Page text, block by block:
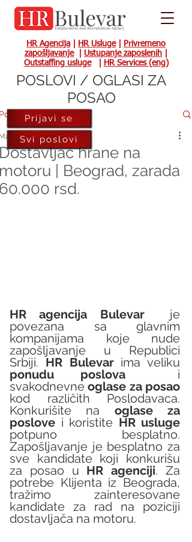
HR Agencija HR Usluge|
Privremeno
zapošljavanje| Ustupanje zaposlenih
Outstaffing usluge| HR Services (eng)
hrane na
| Beograd, zarada
rsd.
20, 2023
HR agencija Bulevar
  je
povezana sa glavnim
kompanijama koje nude
zapošljavanje u Republici
Srbiji. HR Bulevar
ponudu poslova
  i
svakodnevne oglase za posao
kod različith Poslodavaca.
Konkurišite na oglase za
poslove i koristite HR usluge
potpuno besplatno.
Zapošljavanje je besplatno za
sve kandidate koji konkurišu
za posao u HR agenciji. Za
potrebe Klijenta iz Beograda,
tražimo zainteresovane
kandidate za rad na poziciji
dostavljača na motoru.
Prijavi se
Svi poslovi
POSLOVI / OGLASI ZA
POSAO